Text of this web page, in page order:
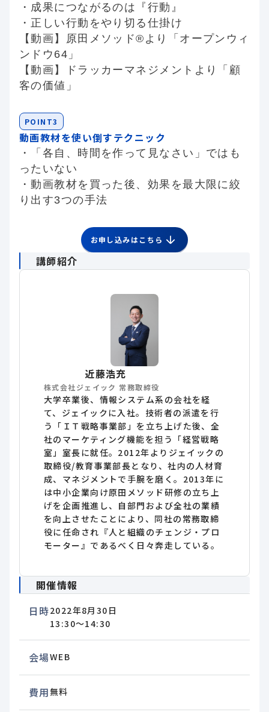
・成果につながるのは『行動』
・正しい行動をやり切る仕掛け
【動画】原田メソッド®より「オープンウィ
ンドウ64」
【動画】ドラッカーマネジメントより「顧
客の価値」
POINT3
動画教材を使い倒すテクニック
・「各自、時間を作って見なさい」ではも
ったいない
・動画教材を買った後、効果を最大限に絞
り出す3つの手法
お申し込みはこちら
講師紹介
近藤浩充
株式会社ジェイック 常務取締役
大学卒業後、情報システム系の会社を経
て、ジェイックに入社。技術者の派遣を行
う「ＩＴ戦略事業部」を立ち上げた後、全
社のマーケティング機能を担う「経営戦略
室」室長に就任。2012年よりジェイックの
取締役/教育事業部長となり、社内の人材育
成、マネジメントで手腕を磨く。2013年に
は中小企業向け原田メソッド研修の立ち上
げを企画推進し、自部門および全社の業績
を向上させたことにより、同社の常務取締
役に任命され『人と組織のチェンジ・プロ
モーター』であるべく日々奔走している。
開催情報
日時2022年8月30日
13:30～14:30
会場WEB
費用 無料